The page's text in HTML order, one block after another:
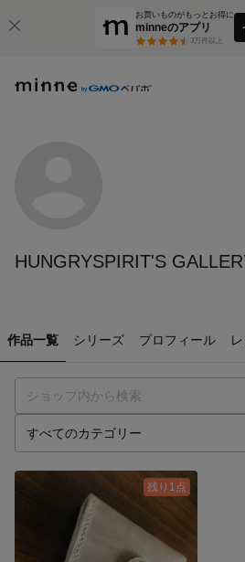
お買いものがもっとお得に
minneのアプリ
3万件以上
HUNGRYSPIRIT'S
作品一覧 シリーズ プロフィール
残り1点